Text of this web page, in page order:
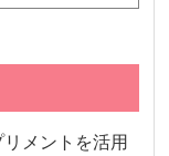
メントを活用